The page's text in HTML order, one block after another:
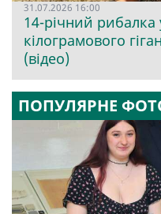
31.07.2026 16:00
14-річний рибалка
кілограмового
(відео)
ПОПУЛЯРНЕ